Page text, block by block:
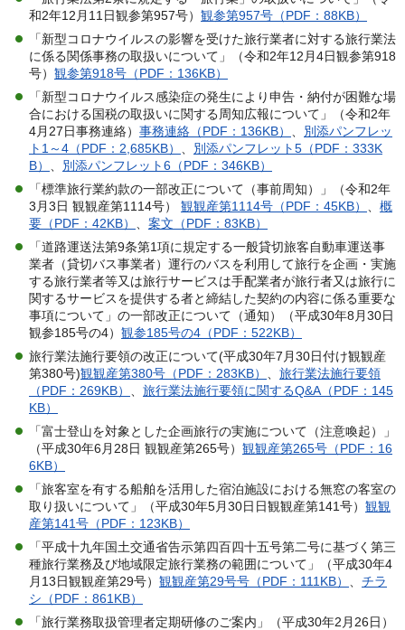
和2年12月11日観参第957号） 観参第957号（PDF：88KB）
「新型コロナウイルスの影響を受けた旅行業者に対する旅行業法
に係る関係事務の取扱いについて」（令和2年12月4日観参第918
号） 観参第918号（PDF：136KB）
「新型コロナウイルス感染症の発生により申告・納付が困難な場
合における国税の取扱いに関する周知広報について」（令和2年
4月27日事務連絡） 事務連絡（PDF：136KB）
別添パンフレッ
ト1～4（PDF：2,685KB）
別添パンフレット5（PDF：333K
B）
別添パンフレット6（PDF：346KB）
「標準旅行業約款の一部改正について（事前周知）」（令和2年
3月3日 観観産第1114号） 観観産第1114号（PDF：45KB）
概
要（PDF：42KB）
案文（PDF：83KB）
「道路運送法第9条第1項に規定する一般貸切旅客自動車運送事
業者（貸切バス事業者）運行のバスを利用して旅行を企画・実施
する旅行業者等又は旅行サービスは手配業者が旅行者又は旅行に
関するサービスを提供する者と締結した契約の内容に係る重要な
事項について」の一部改正について（通知）（平成30年8月30日
観参185号の4） 観参185号の4（PDF：522KB）
旅行業法施行要領の改正について(平成30年7月30日付け観観産
第380号)観観産第380号（PDF：283KB）
旅行業法施行要領
（PDF：269KB）
旅行業法施行要領に関するQ&A（PDF：145
KB）
「富士登山を対象とした企画旅行の実施について（注意喚起）」
（平成30年6月28日 観観産第265号） 観観産第265号（PDF：16
6KB）
「旅客室を有する船舶を活用した宿泊施設における無窓の客室の
取り扱いについて」（平成30年5月30日日観観産第141号） 観観
産第141号（PDF：123KB）
「平成十九年国土交通省告示第四百四十五号第二号に基づく第三
種旅行業務及び地域限定旅行業務の範囲について」（平成30年4
月13日観観産第29号） 観観産第29号号（PDF：111KB）
チラ
シ（PDF：861KB）
「旅行業務取扱管理者定期研修のご案内」（平成30年2月26日）